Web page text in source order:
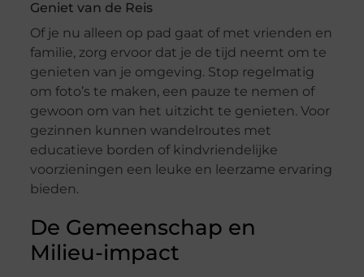
Geniet van de Reis
Of je nu alleen op pad gaat of met vrienden en
familie, zorg ervoor dat je de tijd neemt om te
genieten van je omgeving. Stop regelmatig
om foto’s te maken, een pauze te nemen of
gewoon om van het uitzicht te genieten. Voor
gezinnen kunnen wandelroutes met
educatieve borden of kindvriendelijke
voorzieningen een leuke en leerzame ervaring
bieden.
De Gemeenschap en
Milieu-impact